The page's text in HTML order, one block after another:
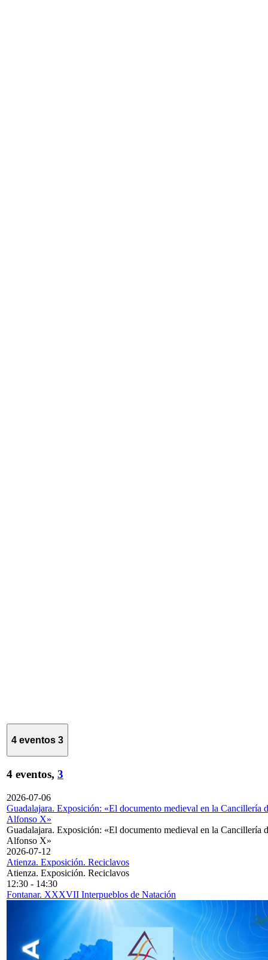
4 eventos 3
4 eventos, 3
2026-07-06
Guadalajara. Exposición: «El documento medieval en la Cancillería
Alfonso X»
Guadalajara. Exposición: «El documento medieval en la Cancillería
Alfonso X»
2026-07-12
Atienza. Exposición. Reciclavos
Atienza. Exposición. Reciclavos
12:30 - 14:30
Fontanar. XXXVII Interpueblos de Natación